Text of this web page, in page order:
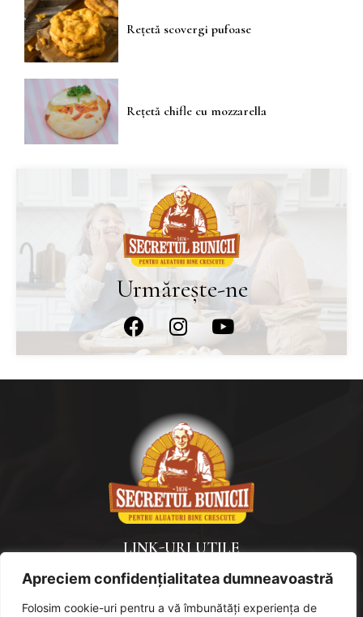
Apreciem confidențialitatea dumneavoastră
Folosim cookie-uri pentru a vă îmbunătăți experiența de
Rețetă scovergi pufoase
Rețetă chifle cu mozzarella
Urmărește-ne
LINK-URI UTILE
Politica de confidențialitate
Politică de cookies